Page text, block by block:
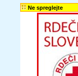
Ne spreglejte